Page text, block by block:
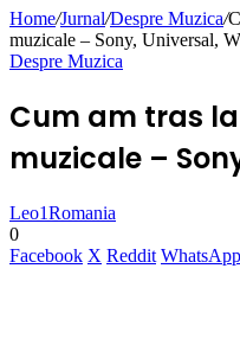
Home/Jurnal/Despre Muzica/
muzicale – Sony, Universal,
Despre Muzica
Cum am tras
muzicale –
Leo1Romania
0
Facebook X Reddit WhatsApp